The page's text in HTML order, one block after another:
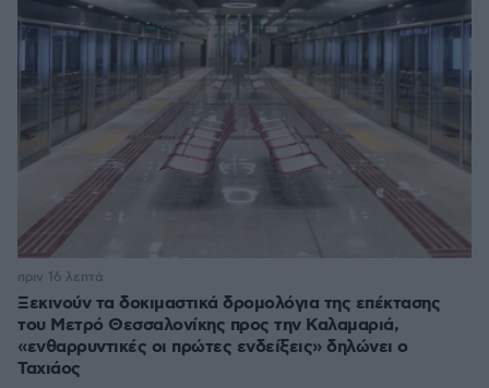
Ξεκινούν τα δοκιμαστικά δρομολόγια της επέκτασης
του Μετρό Θεσσαλονίκης προς την Καλαμαριά,
«ενθαρρυντικές οι πρώτες ενδείξεις» δηλώνει ο
Ταχιάος
πριν 16 λεπτά